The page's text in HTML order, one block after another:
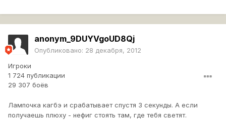
anonym_9DUYVgoUD8Qj
Опубликовано: 28 декабря, 2012
Игроки
1 724 публикации
29 307 боёв
Лампочка кагбэ и срабатывает спустя 3 секунды. А если
получаешь плюху - нефиг стоять там, где тебя светят.